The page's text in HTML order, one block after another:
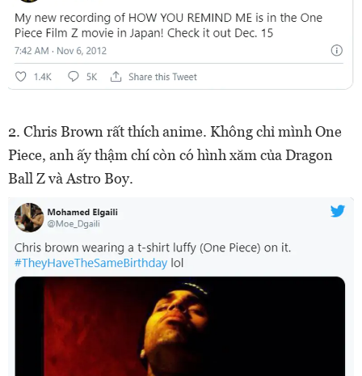
2. Chris Brown rất thích anime. Không chỉ mình One
Piece, anh ấy thậm chí còn có hình xăm của Dragon
Ball Z và Astro Boy.